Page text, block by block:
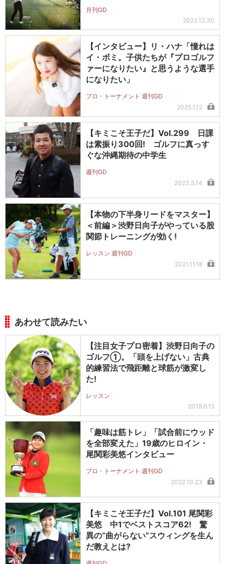
月刊GD
2022.12.30
【インタビュー】リ・ハナ「憧れは
イ・ボミ。子供たちが『プロゴルフ
ァーになりたい』と思うような選手
になりたい」
プロ・トーナメント 週刊GD
2025.1.12
【キミこそ王子だ】Vol.299 日課
は素振り300回! ゴルフに真っす
ぐな沖縄期待の中学生
週刊GD
2023.5.14
【本物の下半身リードをマスター】
＜前編＞渋野日向子がやっている股
関節トレーニングが効く!
レッスン 週刊GD
2021.11.18
あわせて読みたい
【注目女子プロ密着】渋野日向子の
ゴルフ①。「頭を上げない」古典
的練習法で飛距離と球筋が激変し
た!
レッスン
2019.6.15
「趣味は筋トレ」「試合前にウッド
を全部変えた」19歳のヒロイン・
尾関彩美悠インタビュー
プロ・トーナメント 週刊GD
2022.10.23
【キミこそ王子だ】Vol.101 尾関彩
美悠 中1でベストスコア62! 驚
異の“曲がらない”スウィングを生ん
だ教えとは?